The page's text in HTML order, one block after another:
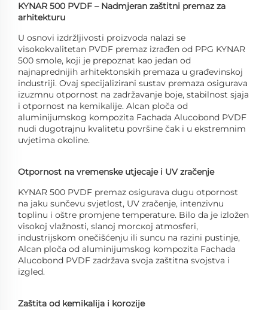
KYNAR 500 PVDF – Nadmjeran zaštitni premaz za
arhitekturu
U osnovi izdržljivosti proizvoda nalazi se
visokokvalitetan PVDF premaz izrađen od PPG KYNAR
500 smole, koji je prepoznat kao jedan od
najnaprednijih arhitektonskih premaza u građevinskoj
industriji. Ovaj specijalizirani sustav premaza osigurava
izuzmnu otpornost na zadržavanje boje, stabilnost sjaja
i otpornost na kemikalije. Alcan ploča od
aluminijumskog kompozita Fachada Alucobond PVDF
nudi dugotrajnu kvalitetu površine čak i u ekstremnim
uvjetima okoline.
Otpornost na vremenske utjecaje i UV zračenje
KYNAR 500 PVDF premaz osigurava dugu otpornost
na jaku sunčevu svjetlost, UV zračenje, intenzivnu
toplinu i oštre promjene temperature. Bilo da je izložen
visokoj vlažnosti, slanoj morскоj atmosferi,
industrijskom onečišćenju ili suncu na razini pustinje,
Alcan ploča od aluminijumskog kompozita Fachada
Alucobond PVDF zadržava svoja zaštitna svojstva i
izgled.
Zaštita od kemikalija i korozije